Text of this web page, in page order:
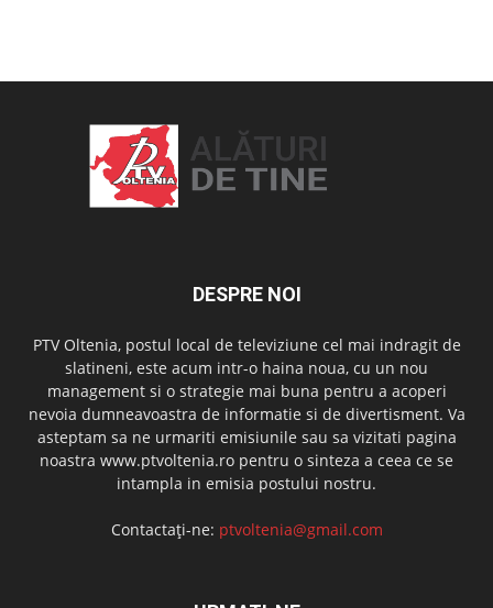
DESPRE NOI
PTV Oltenia, postul local de televiziune cel mai indragit de
slatineni, este acum intr-o haina noua, cu un nou
management si o strategie mai buna pentru a acoperi
nevoia dumneavoastra de informatie si de divertisment. Va
asteptam sa ne urmariti emisiunile sau sa vizitati pagina
noastra www.ptvoltenia.ro pentru o sinteza a ceea ce se
intampla in emisia postului nostru.
Contactați-ne: ptvoltenia@gmail.com